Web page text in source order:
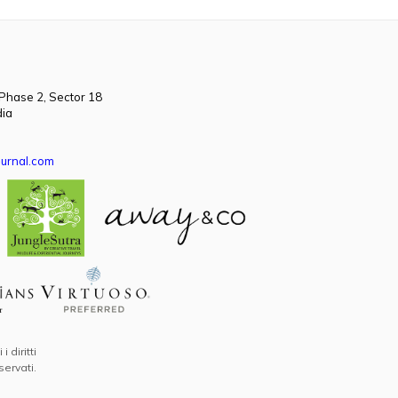
2, Sector 18
i diritti